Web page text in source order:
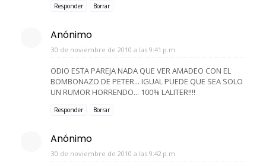
Responder Borrar
Anónimo
30 de noviembre de 2010 a las 9:41 p.m.
ODIO ESTA PAREJA NADA QUE VER AMADEO CON EL
BOMBONAZO DE PETER... IGUAL PUEDE QUE SEA SOLO
UN RUMOR HORRENDO... 100% LALITER!!!!
Responder Borrar
Anónimo
30 de noviembre de 2010 a las 9:42 p.m.